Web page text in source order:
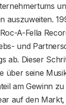
auszuweiten.
A-Fella
und
ab. Dieser
über seine
am Gewinn zu
auf den Markt,